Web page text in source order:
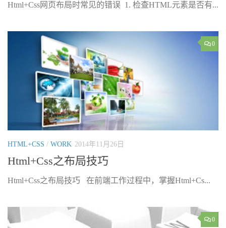
Html+Css网页布局时常见的错误 1. 检查HTML元素是否有...
0
HTML+CSS / WORK 2014年11月26日
Html+Css之布局技巧
Html+Css之布局技巧 在前端工作过程中，掌握Html+Cs...
0